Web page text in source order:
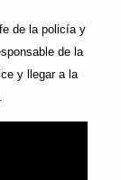
de la policía y
de la
y llegar a la